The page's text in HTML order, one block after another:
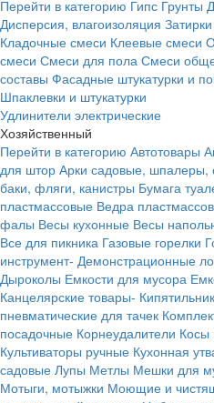
Перейти в категорию Гипс Грунты
Дисперсия, влагоизоляция
Кладочные смеси Клеевые смеси
смеси Смеси для пола Смеси
составы Фасадные штукатурки и
Шпаклевки и штукатурки
Удлинители электрические
Хозяйственный
Перейти в категорию Автотовары
для штор Арки садовые, шпалеры,
баки, фляги, канистры Бумага
пластмассовые Ведра
фалы Весы кухонные Весы
Все для пикника Газовые горелки
инструмент- Демонстрационные
Дыроколы Емкости для мусора
Канцелярские товары-
пневматические для тачек
посадочные Корнеудалители Косы
Культиваторы ручные Кухонная
садовые Лупы Метлы Мешки для
Мотыги, мотыжки Моющие и